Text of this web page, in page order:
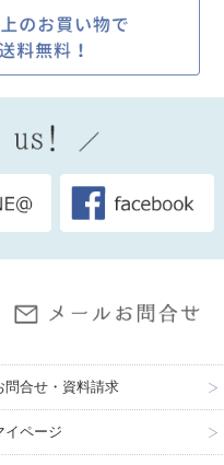
問合せ・資料請求
イページ